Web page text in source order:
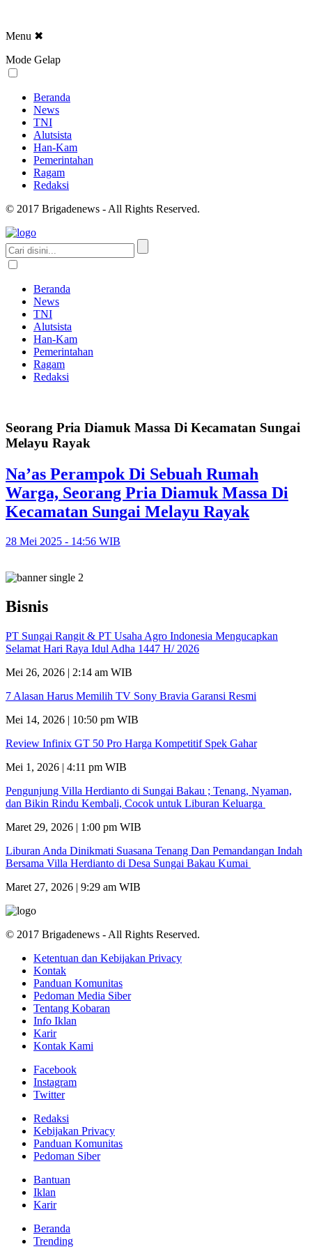
Menu ✖
Mode Gelap
Beranda
News
TNI
Alutsista
Han-Kam
Pemerintahan
Ragam
Redaksi
© 2017 Brigadenews - All Rights Reserved.
Beranda
News
TNI
Alutsista
Han-Kam
Pemerintahan
Ragam
Redaksi
Seorang Pria Diamuk Massa Di Kecamatan Sungai
Melayu Rayak
Na’as Perampok Di Sebuah Rumah
Warga, Seorang Pria Diamuk Massa Di
Kecamatan Sungai Melayu Rayak
28 Mei 2025 - 14:56 WIB
Bisnis
PT Sungai Rangit & PT Usaha Agro Indonesia Mengucapkan
Selamat Hari Raya Idul Adha 1447 H/ 2026
Mei 26, 2026 | 2:14 am WIB
7 Alasan Harus Memilih TV Sony Bravia Garansi Resmi
Mei 14, 2026 | 10:50 pm WIB
Review Infinix GT 50 Pro Harga Kompetitif Spek Gahar
Mei 1, 2026 | 4:11 pm WIB
Pengunjung Villa Herdianto di Sungai Bakau ; Tenang, Nyaman,
dan Bikin Rindu Kembali, Cocok untuk Liburan Keluarga
Maret 29, 2026 | 1:00 pm WIB
Liburan Anda Dinikmati Suasana Tenang Dan Pemandangan Indah
Bersama Villa Herdianto di Desa Sungai Bakau Kumai
Maret 27, 2026 | 9:29 am WIB
© 2017 Brigadenews - All Rights Reserved.
Ketentuan dan Kebijakan Privacy
Kontak
Panduan Komunitas
Pedoman Media Siber
Tentang Kobaran
Info Iklan
Karir
Kontak Kami
Facebook
Instagram
Twitter
Redaksi
Kebijakan Privacy
Panduan Komunitas
Pedoman Siber
Bantuan
Iklan
Karir
Beranda
Trending